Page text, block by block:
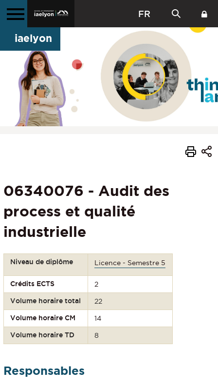
FR
iaelyon
06340076 - Audit des
process et qualité
industrielle
Niveau de diplôme Licence - Semestre 5
Crédits ECTS 2
Volume horaire total 22
Volume horaire CM 14
Volume horaire TD 8
Responsables